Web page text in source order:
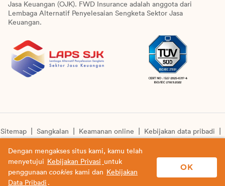
Jasa Keuangan (OJK). FWD Insurance adalah anggota dari
Lembaga Alternatif Penyelesaian Sengketa Sektor Jasa
Keuangan.
Sitemap Sangkalan Keamanan online
Kebijakan data pribadi
© Copyright 2026 PT FWD Insurance Indonesia. All rights
reserved.
Dengan mengakses situs kami, kamu telah
menyetujui
Kebijakan Privasi untuk
penggunaan cookies kami dan
Kebijakan
Data Pribadi .
OK